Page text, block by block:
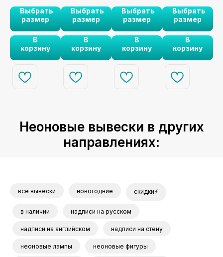
ресниц
Выбрать
размер
В
корзину
профессионализ
м✨
Выбрать
размер
В
корзину
✨
Выбрать
размер
В
корзину
салона ✨
Выбрать
размер
В
корзину
Неоновые вывески в других
направлениях:
все вывески новогодние скидки⚡
в наличии надписи на русском
надписи на английском надписи на стену
неоновые лампы неоновые фигуры